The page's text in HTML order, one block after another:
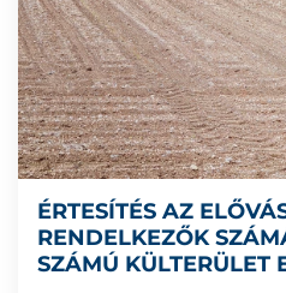
ÉRTESÍTÉS AZ
RENDELKEZŐK
SZÁMÚ KÜLTERÜLET